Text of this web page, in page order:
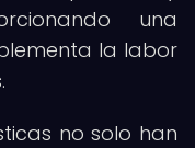
una
la labor
no solo han